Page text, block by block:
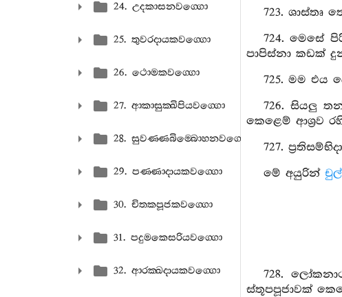
24. උදකාසනවග‍්ගො
25. තුවරදායකවග‍්ගො
26. ථොමකවග‍්ගො
27. ආකාසුක‍්ඛිපියවග‍්ගො
28. සුවණ‍්ණබිම‍්බොහනවග‍්ගො
29. පණ‍්ණාදායකවග‍්ගො
30. චිතකපූජකවග‍්ගො
31. පදුමකෙසරියවග‍්ගො
32. ආරක‍්ඛදායකවග‍්ගො
723. ශාස්තෘ
724. මෙසේ
පාපිස්නා කඩක්
725. මම එය
726. සියලු
කෙළෙම් ආශ්‍රව
727.
මේ අයුරින්
728.
ස්තූපපූජාවක්